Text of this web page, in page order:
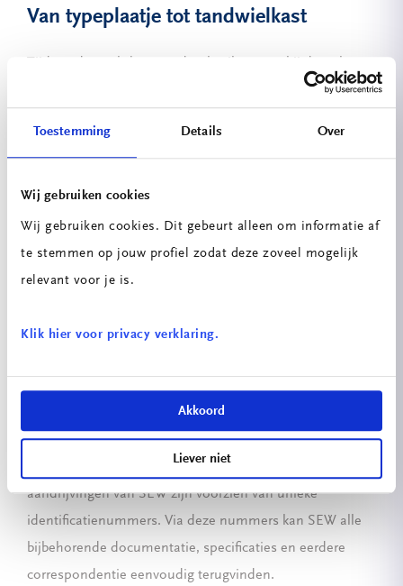
Toestemming Details Over
Wij gebruiken cookies
Wij gebruiken cookies. Dit gebeurt alleen om informatie af
te stemmen op jouw profiel zodat deze zoveel mogelijk
relevant voor je is.
Klik hier voor privacy verklaring.
Akkoord
Liever niet
Van typeplaatje tot tandwielkast
van elektromotoren en reductoren. Zo liet Stijn
voor een soepelere overbrenging.
aan bod. Vrijwel alle relevante mechanische en
elektrische specificaties zijn hierop terug te
vinden. Daarnaast werd uitgelegd dat samengestelde
aandrijvingen van SEW zijn voorzien van unieke
identificatienummers. Via deze nummers kan SEW alle
bijbehorende documentatie, specificaties en eerdere
correspondentie eenvoudig terugvinden.